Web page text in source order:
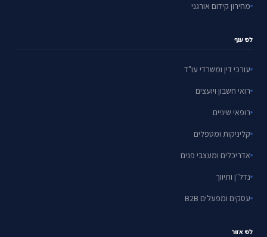
מחירון קידום אורגני
לפי ענף
עורכי דין ומשרדי עו"ד
רואי חשבון ויועצים
רופאי שיניים
קליניקות ומטפלים
אדריכלים ומעצבי פנים
נדל"ן ותיווך
עסקים ומפעלים B2B
לפי אזור